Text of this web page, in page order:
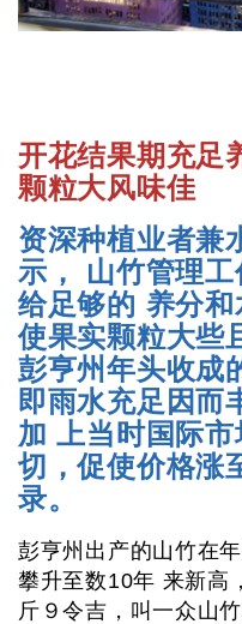
开花结果期充足
颗粒大风味佳
资深种植业者兼
示， 山竹管理
给足够的 养分
使果实颗粒大些
彭亨州年头收成
即雨水充足因而
加 上当时国际
切，促使价格涨
录。
彭亨州出产的山竹在
攀升至数10年 来新高
斤９令吉，叫一众山